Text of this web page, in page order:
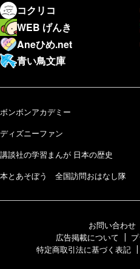
コクリコ
WEB げんき
Aneひめ.net
青い鳥文庫
ボンボンアカデミー
ディズニーファン
講談社の学習まんが 日本の歴史
本とあそぼう 全国訪問おはなし隊
お問い合わせ
広告掲載について
特定商取引法に基づく表記